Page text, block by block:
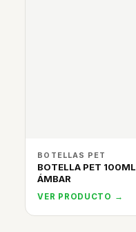
BOTELLAS PET
BOTELLA PET 100ML
ÁMBAR
VER PRODUCTO →